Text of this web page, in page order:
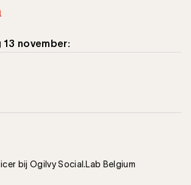
november:
bij Ogilvy Social.Lab Belgium